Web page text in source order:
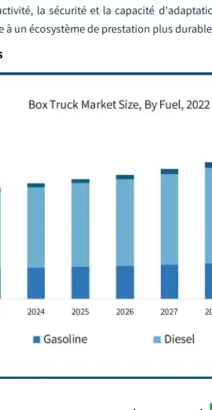
la sécurité et la capacité
à un écosystème de prestation plus